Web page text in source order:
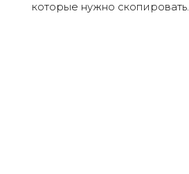
которые нужно скопировать.